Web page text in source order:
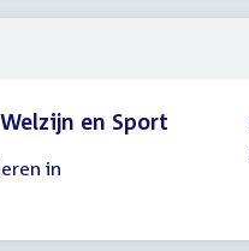
en Sport
in